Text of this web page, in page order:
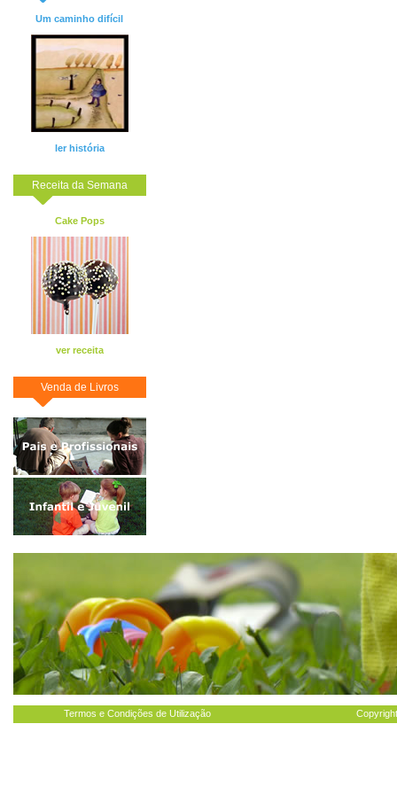
Um caminho difícil
ler história
Receita da Semana
Cake Pops
ver receita
Venda de Livros
Termos e Condições de Utilização